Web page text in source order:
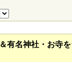
有名神社・お寺